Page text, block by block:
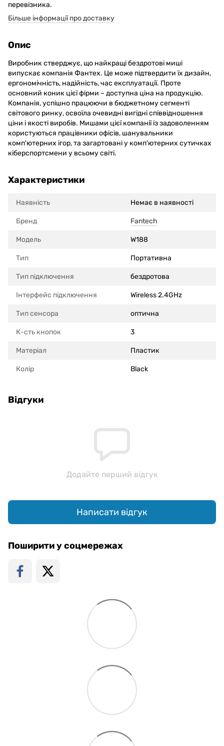
перевізника.
Більше інформації про доставку
Опис
Виробник стверджує, що найкращі бездротові миші
випускає компанія Фантех. Це може підтвердити їх дизайн,
ергономічність, надійність, час експлуатації. Проте
основний коник цієї фірми – доступна ціна на продукцію.
Компанія, успішно працюючи в бюджетному сегменті
світового ринку, освоїла очевидні вигідні співвідношення
ціни і якості виробів. Мишами цієї компанії із задоволенням
користуються працівники офісів, шанувальники
комп'ютерних ігор, та загартовані у комп'ютерних сутичках
кіберспортсмени у всьому світі.
Характеристики
Наявність Немає в наявності
Бренд Fantech
Модель W188
Тип Портативна
Тип підключення бездротова
Інтерфейс підключення Wireless 2.4GHz
Тип сенсора оптична
К-сть кнопок 3
Матеріал Пластик
Колір Black
Відгуки
Додайте перший відгук
Написати відгук
Поширити у соцмережах